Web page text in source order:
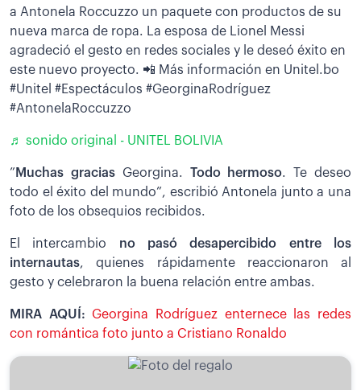
a Antonela Roccuzzo un paquete con productos de su
nueva marca de ropa. La esposa de Lionel Messi
agradeció el gesto en redes sociales y le deseó éxito en
este nuevo proyecto. 📲 Más información en Unitel.bo
#Unitel #Espectáculos #GeorginaRodríguez
#AntonelaRoccuzzo
♬ sonido original - UNITEL BOLIVIA
” Muchas gracias Georgina. Todo hermoso. Te deseo
todo el éxito del mundo”, escribió Antonela junto a una
foto de los obsequios recibidos.
El intercambio no pasó desapercibido entre los
internautas, quienes rápidamente reaccionaron al
gesto y celebraron la buena relación entre ambas.
MIRA AQUÍ: Georgina Rodríguez enternece las redes
con romántica foto junto a Cristiano Ronaldo